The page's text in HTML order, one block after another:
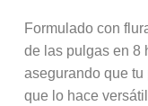
Formulado con
de las pulgas en 8
asegurando que tu
que lo hace